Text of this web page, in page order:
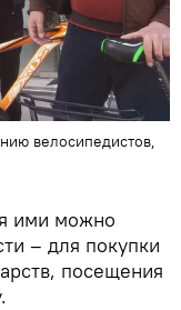
велосипедистов,
ими можно
– для покупки
посещения